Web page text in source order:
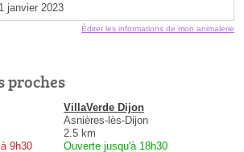
1 janvier 2023
Éditer les informations de mon animalerie
proches
9h30
VillaVerde Dijon
Asnières-lès-Dijon
2.5 km
Ouverte jusqu'à 18h30